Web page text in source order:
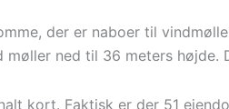
der er naboer til
ned til 36 meters højde.